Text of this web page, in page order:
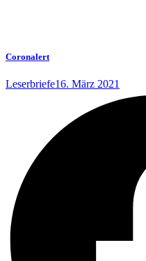
Coronalert
Leserbriefe16. März 2021